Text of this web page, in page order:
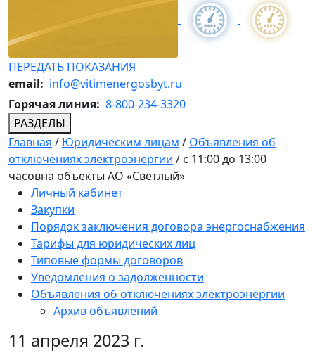
ПЕРЕДАТЬ ПОКАЗАНИЯ
email: info@vitimenergosbyt.ru
Горячая линия: 8-800-234-3320
РАЗДЕЛЫ
Главная / Юридическим лицам / Объявления об
отключениях электроэнергии / с 11:00 до 13:00
часовна объекты АО «Светлый»
Личный кабинет
Закупки
Порядок заключения договора энергоснабжения
Тарифы для юридических лиц
Типовые формы договоров
Уведомления о задолженности
Объявления об отключениях электроэнергии
Архив объявлений
11 апреля 2023 г.